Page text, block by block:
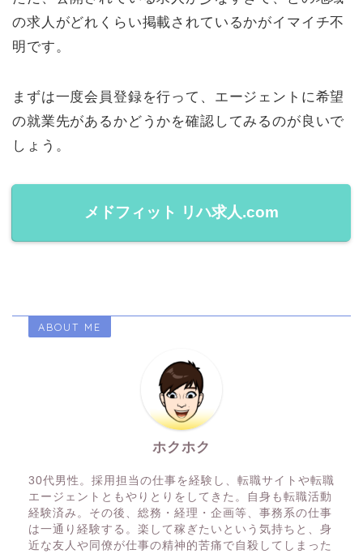
の求人がどれくらい掲載されているかがイマイチ不
明です。
まずは一度会員登録を行って、エージェントに希望
の就業先があるかどうかを確認してみるのが良いで
しょう。
メドフィット リハ求人.com
ABOUT ME
ホクホク
30代男性。採用担当の仕事を経験し、転職サイトや転職
エージェントともやりとりをしてきた。自身も転職活動
経験済み。その後、総務・経理・企画等、事務系の仕事
は一通り経験する。楽して稼ぎたいという気持ちと、身
近な友人や同僚が仕事の精神的苦痛で自殺してしまった